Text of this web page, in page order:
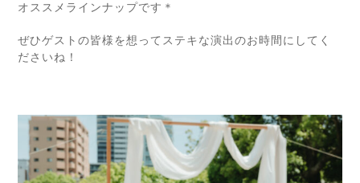
オススメラインナップです＊
ぜひゲストの皆様を想ってステキな演出のお時間にしてく
ださいね！